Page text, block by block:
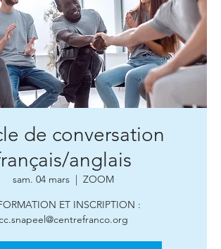
de conversation
anglais
sam. 04 mars
  |
ZOOM
ET INSCRIPTION :